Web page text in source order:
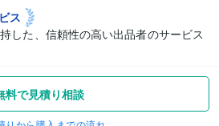
ス
した、信頼性の高い出品者のサービス
料で見積り相談